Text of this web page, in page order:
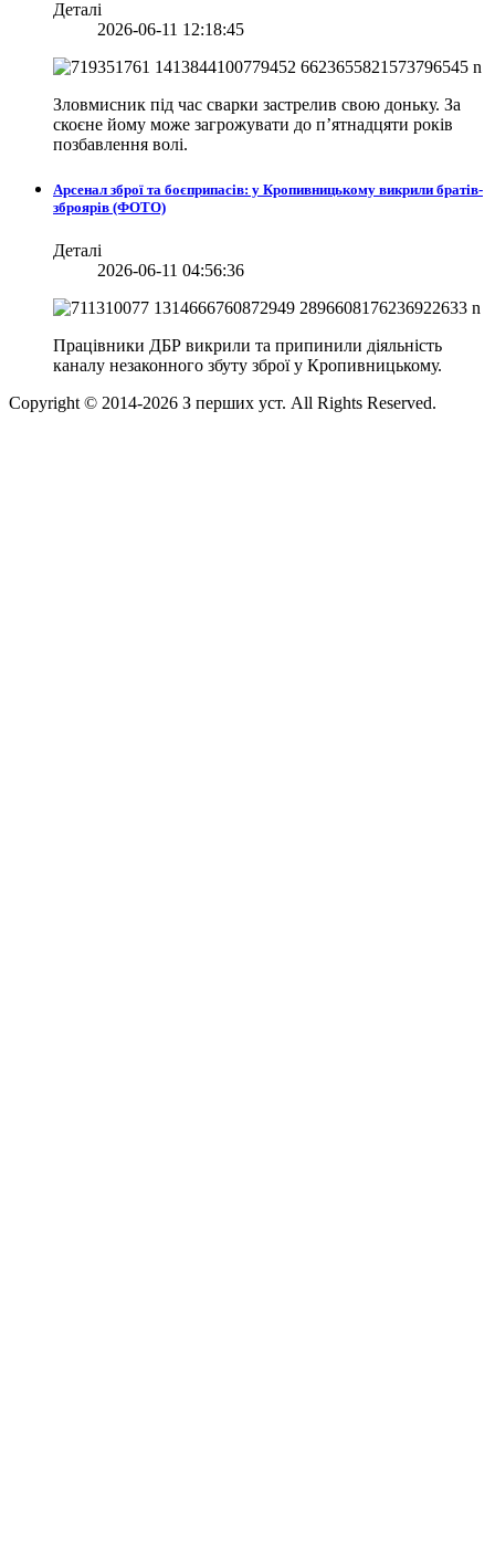
Деталі
2026-06-11 12:18:45
Зловмисник під час сварки застрелив свою доньку. За
скоєне йому може загрожувати до п’ятнадцяти років
позбавлення волі.
Арсенал зброї та боєприпасів: у Кропивницькому викрили братів-
зброярів (ФОТО)
Деталі
2026-06-11 04:56:36
Працівники ДБР викрили та припинили діяльність
каналу незаконного збуту зброї у Кропивницькому.
Copyright © 2014-2026 З перших уст. All Rights Reserved.